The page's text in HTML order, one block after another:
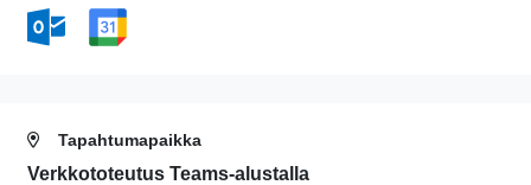
Tapahtumapaikka
Verkkototeutus Teams-alustalla